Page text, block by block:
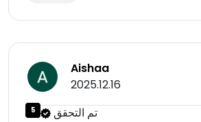
Aishaa
2025.12.16
5
تم التحقق